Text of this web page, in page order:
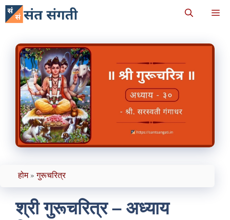
Skip
to
होम»गुरूचरित्र
श्री गुरूचरित्र – अध्याय